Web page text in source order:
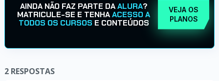
AINDA NÃO FAZ PARTE DAALURA?
MATRICULE-SE E TENHAACESSO A
TODOS OS CURSOS E CONTEÚDOS
VEJA OS
PLANOS
2 RESPOSTAS